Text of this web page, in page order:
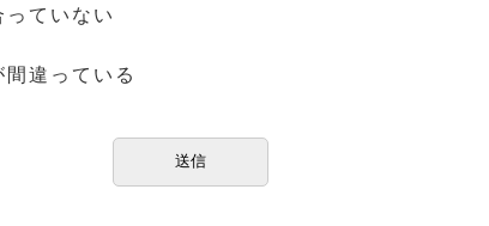
ていない
違っている